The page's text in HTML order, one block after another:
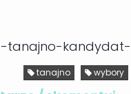
tanajno-
tanajno wybory